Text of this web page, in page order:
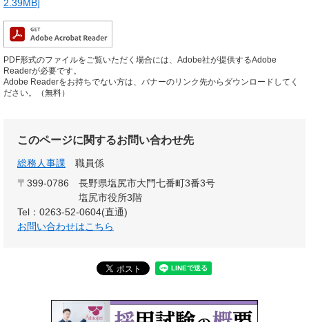
2.39MB]
PDF形式のファイルをご覧いただく場合には、Adobe社が提供するAdobe
Readerが必要です。
Adobe Readerをお持ちでない方は、バナーのリンク先からダウンロードしてく
ださい。（無料）
このページに関するお問い合わせ先
総務人事課
職員係
〒399-0786
長野県塩尻市大門七番町3番3号
塩尻市役所3階
Tel：0263-52-0604(直通)
お問い合わせはこちら